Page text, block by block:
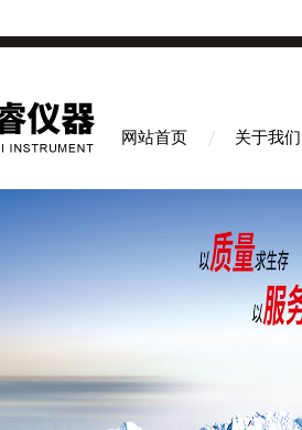
网站首页 关于我们